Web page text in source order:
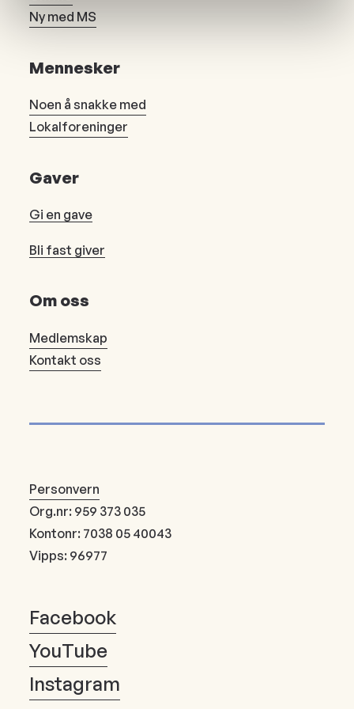
Ny med MS
Mennesker
Noen å snakke med
Lokalforeninger
Gaver
Gi en gave
Bli fast giver
Om oss
Medlemskap
Kontakt oss
Personvern
Org.nr: 959 373 035
Kontonr: 7038 05 40043
Vipps: 96977
Facebook
YouTube
Instagram